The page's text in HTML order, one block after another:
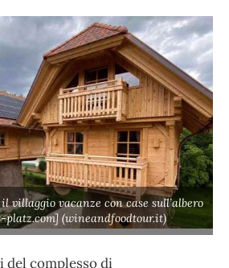
villaggio vacanze con case sull’albero
(wineandfoodtour.it)
del complesso di